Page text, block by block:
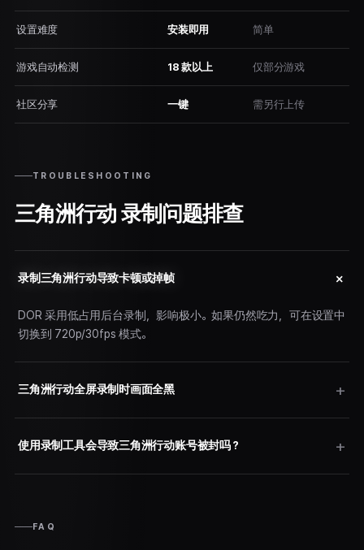
设置难度 安装即用 简单
游戏自动检测 18 款以上 仅部分游戏
社区分享 一键 需另行上传
TROUBLESHOOTING
三角洲行动 录制问题排查
录制三角洲行动导致卡顿或掉帧
DOR 采用低占用后台录制，影响极小。如果仍然吃力，可在设置中
切换到 720p/30fps 模式。
三角洲行动全屏录制时画面全黑
使用录制工具会导致三角洲行动账号被封吗？
FAQ